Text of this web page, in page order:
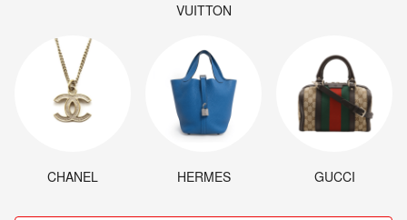
VUITTON
CHANEL HERMES GUCCI